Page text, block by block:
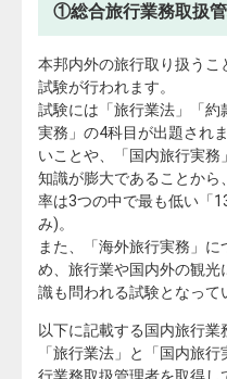
①総合旅行業務取扱
本邦内外の旅行取り扱うこ
試験が行われます。
試験には「旅行業法」「
実務」の4科目が出題され
いことや、「国内旅行実
知識が膨大であることか
率は3つの中で最も低い「
み)。
また、「海外旅行実務」
め、旅行業や国内外の観光
識も問われる試験となって
以下に記載する国内旅行業
「旅行業法」と「国内旅